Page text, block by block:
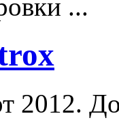
...
2012.